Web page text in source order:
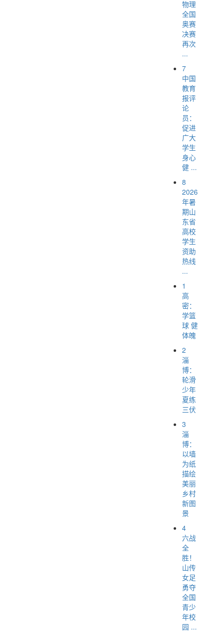
物理
全国
奥赛
决赛
再次
...
7
中国
教育
报评
论
员：
促进
广大
学生
身心
健 ...
8
2026
年暑
期山
东省
高校
学生
资助
热线
...
1
高
密：
学篮
球 健
体魄
2
淄
博：
轮滑
少年
夏练
三伏
3
淄
博：
以墙
为纸
描绘
美丽
乡村
新图
景
4
六战
全
胜！
山传
女足
勇夺
全国
青少
年校
园 ...